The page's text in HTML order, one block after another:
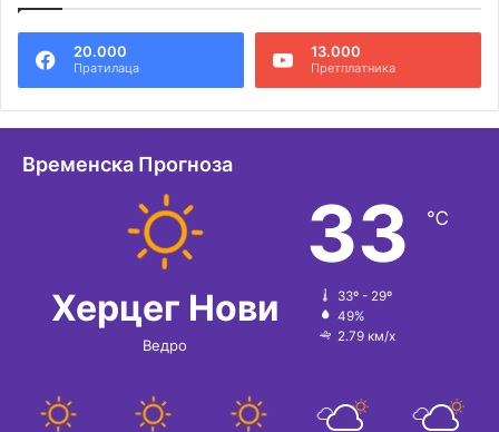
20.000
Пратилаца
13.000
Претплатника
Временска Прогноза
Херцег Нови
Ведро
33 ℃
33º - 29º
49%
2.79 км/х